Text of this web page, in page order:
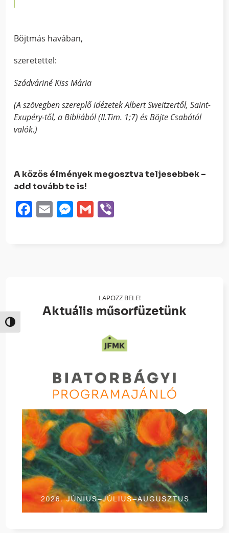
Nagy kontraszt váltása
Böjtmás havában,
szeretettel:
Szádváriné Kiss Mária
(A szövegben szereplő idézetek Albert Sweitzertől, Saint-
Exupéry-től, a Bibliából (II.Tim. 1;7) és Böjte Csabától
valók.)
A közös élmények megosztva teljesebbek –
add tovább te is!
Facebook
EmailMessenger
Gmail
LAPOZZ BELE!
Aktuális műsorfüzetünk